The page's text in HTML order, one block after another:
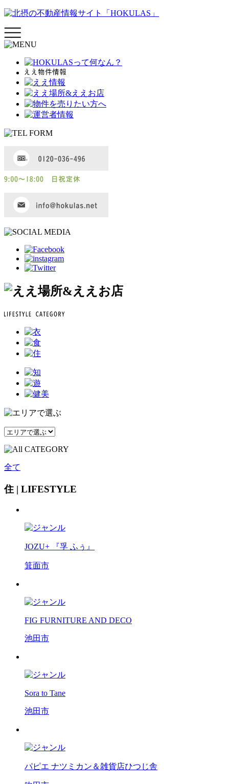
全て
住 | LIFESTYLE
JOZU+ 『孚 ふぅ』
箕面市
FIG FURNITURE AND DECO
池田市
Sora to Tane
池田市
パピエ ナツミカン＆雑貨店ひつじ舎